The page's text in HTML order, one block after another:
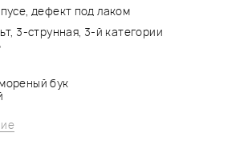
дефект под лаком
3-струнная, 3-й категории
мореный бук